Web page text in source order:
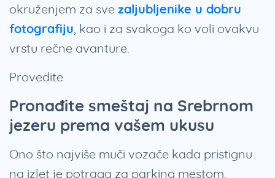
okruženjem za sve zaljubljenike u dobru
fotografiju , kao i za svakoga ko voli ovakvu
vrstu rečne avanture.
Provedite
Pronađite smeštaj na Srebrnom
jezeru prema vašem ukusu
Ono što najviše muči vozače kada pristignu
na izlet je potraga za parking mestom,